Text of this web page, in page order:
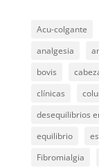
Acu-colgante
analgesia
bovis
clínicas
desequilibrios
equilibrio
Fibromialgia